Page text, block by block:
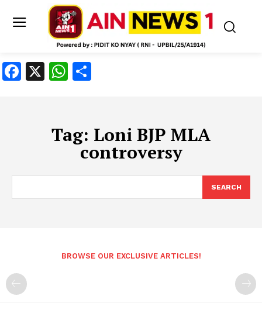
Facebook
X WhatsApp
Tag: Loni BJP MLA
controversy
SEARCH
BROWSE OUR EXCLUSIVE ARTICLES!